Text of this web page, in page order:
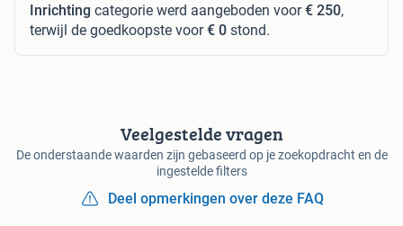
Inrichting categorie werd aangeboden voor€ 250,
terwijl de goedkoopste voor€ 0 stond.
Veelgestelde vragen
De onderstaande waarden zijn gebaseerd op je zoekopdracht en de
ingestelde filters
Deel opmerkingen over deze FAQ